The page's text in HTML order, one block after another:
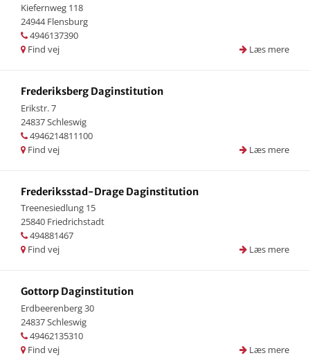
Kiefernweg 118
24944 Flensburg
4946137390
Læs mere
Find vej
Frederiksberg Daginstitution
Erikstr. 7
24837 Schleswig
4946214811100
Læs mere
Find vej
Frederiksstad-Drage Daginstitution
Treenesiedlung 15
25840 Friedrichstadt
494881467
Læs mere
Find vej
Gottorp Daginstitution
Erdbeerenberg 30
24837 Schleswig
49462135310
Læs mere
Find vej